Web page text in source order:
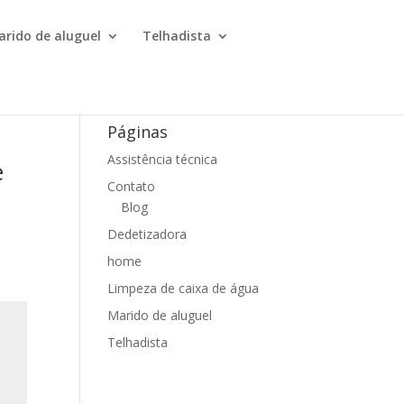
de aluguel Telhadista
Páginas
Assistência técnica
Contato
Blog
Dedetizadora
home
Limpeza de caixa de água
Marido de aluguel
Telhadista